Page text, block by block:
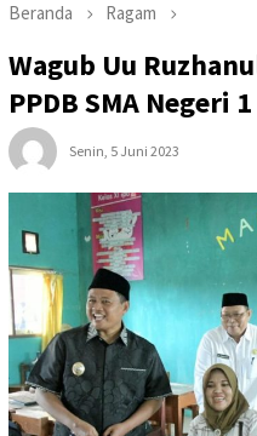
Beranda Ragam
Wagub Uu
PPDB SMA Negeri
Senin, 5 Juni 2023